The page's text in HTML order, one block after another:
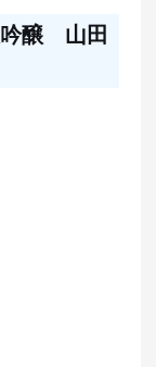
醸 山田